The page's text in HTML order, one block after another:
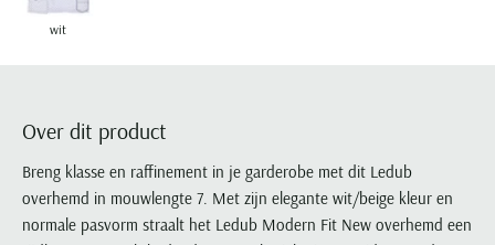
Portofino
State of Art
Tommy Hilfiger
Vanguard
PME Legend
Profuomo
Superdry
Tommy Hilfiger
Polo Ralph Lauren
Profuomo
Superdry
Thomas Maine
Pierre Cardin
Portofino
Tommy Hilfiger
Tramarossa
PME Legend
State of Art
Superdry
Tenson
Tussenjassen
New Zealand
Polo Ralph Lauren
PME Legend
Profuomo
R2
Lacoste
Mac
Maerz
Magnanni
Mason's
wit
Over dit product
Breng klasse en raffinement in je garderobe met dit Ledub
overhemd in mouwlengte 7. Met zijn elegante wit/beige kleur en
normale pasvorm straalt het Ledub Modern Fit New overhemd een